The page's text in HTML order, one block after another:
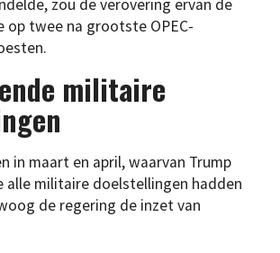
zou de verovering ervan de
op twee na grootste OPEC-
militaire
in maart en april, waarvan Trump
alle militaire doelstellingen hadden
de regering de inzet van